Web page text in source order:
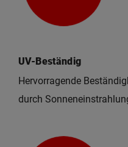
UV-Beständig
Hervorragende
durch